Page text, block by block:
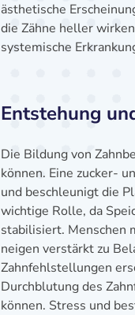
ästhetische
die Zähne heller
systemische
Entstehung
Die Bildung von
können. Eine zucker-
und beschleunigt die
wichtige Rolle, da
stabilisiert. Menschen
neigen verstärkt zu
Zahnfehlstellungen
Durchblutung des
können. Stress und